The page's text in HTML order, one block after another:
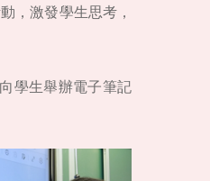
，激發學生思考，
學生舉辦電子筆記